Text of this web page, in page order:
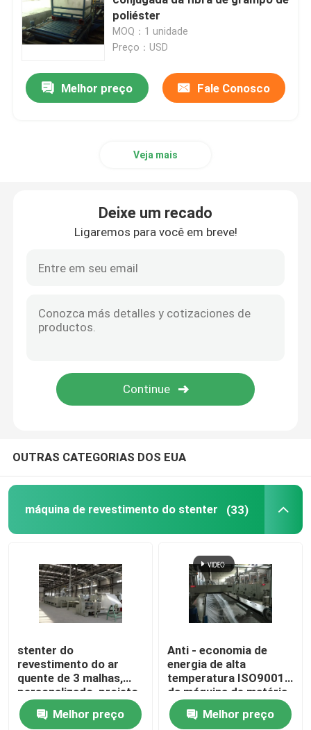
Máquina de Stenter do ar quente
máquina do stenter de matéria têxtil
Máquina de impressão giratória da tela
Máquina de secagem do cilindro
Linha de produção da fibra de grampo de poliéster
poliéster
MOQ：1 unidade
Preço：USD
Melhor preço Fale Conosco
Veja mais
Deixe um recado
Ligaremos para você em breve!
OUTRAS CATEGORIAS DOS EUA
máquina de revestimento do stenter (33)
stenter do
revestimento do ar
quente de 3 malhas,
personalizado, projeto
da humanização
Melhor preço
Anti - economia de
energia de alta
temperatura ISO9001
da máquina de matéria
têxtil de Stenter
Melhor preço